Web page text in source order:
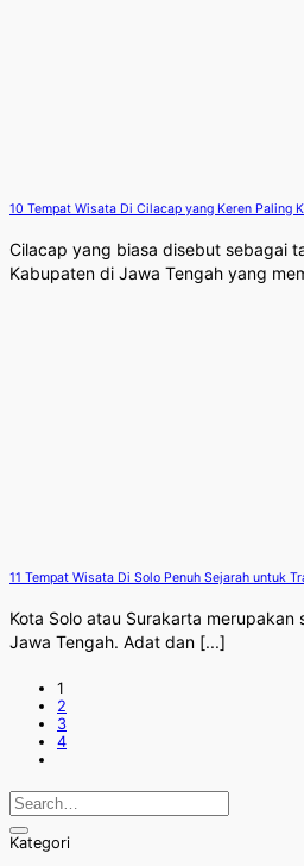
10 Tempat Wisata Di Cilacap yang Keren Paling
Cilacap yang biasa disebut sebagai
Kabupaten di Jawa Tengah yang
11 Tempat Wisata Di Solo Penuh Sejarah untuk
Kota Solo atau Surakarta
Jawa Tengah. Adat dan [...]
1
2
3
4
Kategori